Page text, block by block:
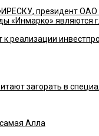
президент ОАО
«Инмарко» являются
к реализации
загорать в
Алла